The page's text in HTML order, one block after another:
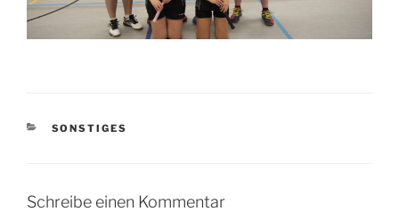
KATEGORIEN
SONSTIGES
Schreibe einen Kommentar